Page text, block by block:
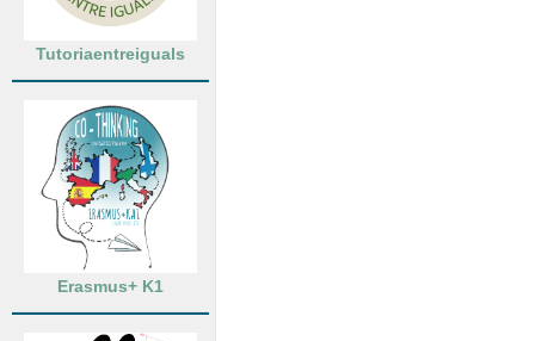
Tutoriaentreiguals
Erasmus+ K1